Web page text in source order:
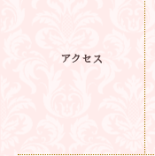
アクセス